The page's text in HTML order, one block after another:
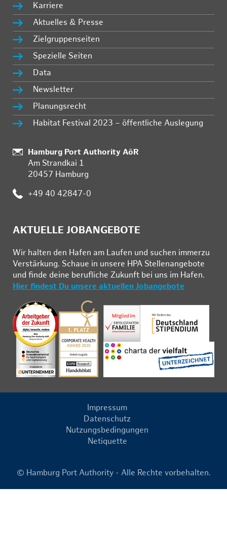
Karriere
Aktuelles & Presse
Zielgruppenseiten
Spezielle Seiten
Data
Newsletter
Planungsrecht
Habitat Festival 2023 – öffentliche Auslegung
Standort:
Hamburg Port Authority AöR
Am Strandkai 1
20457 Hamburg
Telefon:
+49 40 42847-0
AKTUELLE JOBANGEBOTE
Wir hal­ten den Ha­fen am Lau­fen und su­chen im­mer­zu
Ver­stär­kung. Schau­e in un­se­re HPA Stel­len­an­ge­bo­te
und fin­de deine be­ruf­li­che Zu­kunft bei uns im Ha­fen.
Hier findest Du unsere aktuellen Jobangebote
Impressum
Datenschutz
Nutzungsbedingungen
Netiquette
© Hamburg Port Authority - Alle Rechte vorbehalten.